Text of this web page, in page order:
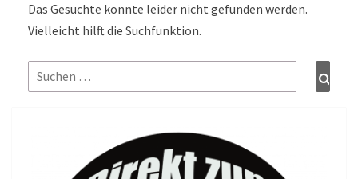
Das Gesuchte konnte leider nicht gefunden werden.
Vielleicht hilft die Suchfunktion.
Suchen
nach: